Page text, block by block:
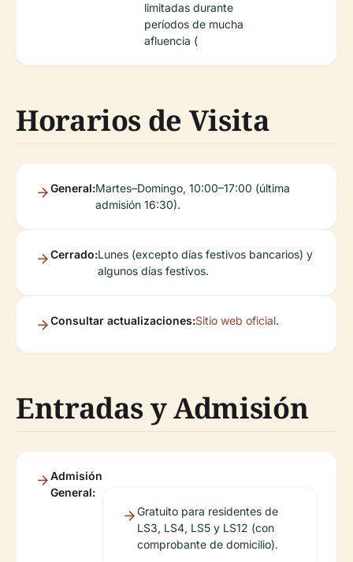
limitadas durante
períodos de mucha
afluencia (
Horarios de Visita
General:Martes–Domingo, 10:00–17:00 (última
admisión 16:30).
Cerrado:Lunes (excepto días festivos bancarios) y
algunos días festivos.
Consultar actualizaciones:Sitio web oficial.
Entradas y Admisión
Admisión
General:
Gratuito para residentes de
LS3, LS4, LS5 y LS12 (con
comprobante de domicilio).